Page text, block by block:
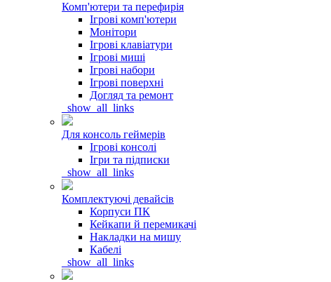
Комп'ютери та перефирія
Ігрові комп'ютери
Монітори
Ігрові клавіатури
Ігрові миші
Ігрові набори
Ігрові поверхні
Догляд та ремонт
_show_all_links
Для консоль геймерів
Ігрові консолі
Ігри та підписки
_show_all_links
Комплектуючі девайсів
Корпуси ПК
Кейкапи й перемикачі
Накладки на мишу
Кабелі
_show_all_links